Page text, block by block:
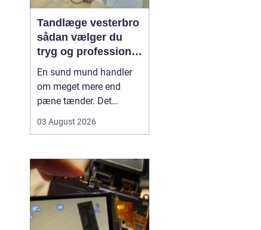
Tandlæge vesterbro
sådan vælger du
tryg og professionel
tandpleje
En sund mund handler
om meget mere end
pæne tænder. Det
hverdag, din selvtillid og
duleder efter tandlæge
vesterbro, møder du
derfor mange
valgmuligheder m...
03 August 2026